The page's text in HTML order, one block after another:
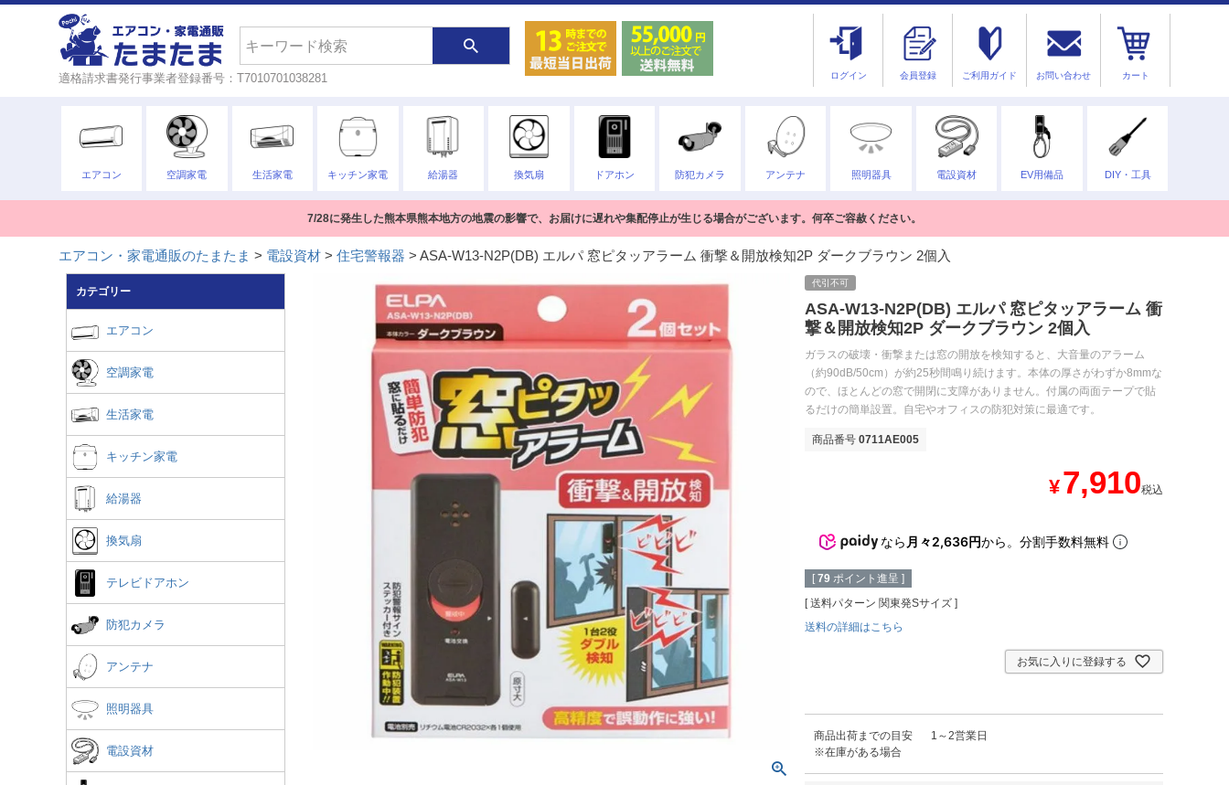
適格請求書発行事業者登録番号：T7010701038281 ログイン 会員登録 ご利用ガイド お問い合わせ カート
エアコン 空調家電 生活家電 キッチン家電 給湯器 換気扇 ドアホン 防犯カメラ アンテナ 照明器具 電設資材 EV用備品 DIY・工具
7/28に発生した熊本県熊本地方の地震の影響で、お届けに遅れや集配停止が生じる場合がございます。何卒ご容赦ください。
エアコン・家電通販のたまたま 電設資材 住宅警報器 ASA-W13-N2P(DB) エルパ 窓ピタッアラーム 衝撃＆開放検知2P ダークブラウン 2個入
カテゴリー
エアコン
空調家電
生活家電
キッチン家電
給湯器
換気扇
テレビドアホン
防犯カメラ
アンテナ
照明器具
電設資材
代引不可
ASA-W13-N2P(DB) エルパ 窓ピタッアラーム 衝
撃＆開放検知2P ダークブラウン 2個入
ガラスの破壊・衝撃または窓の開放を検知すると、大音量のアラーム
（約90dB/50cm）が約25秒間鳴り続けます。本体の厚さがわずか8mmな
ので、ほとんどの窓で開閉に支障がありません。付属の両面テープで貼
るだけの簡単設置。自宅やオフィスの防犯対策に最適です。
商品番号 0711AE005
¥7,910税込
なら 月々2,636円から。分割手数料無料
[ 79 ポイント進呈 ]
送料パターン 関東発Sサイズ
送料の詳細はこちら
お気に入りに登録する
商品出荷までの目安
※在庫がある場合
1～2営業日